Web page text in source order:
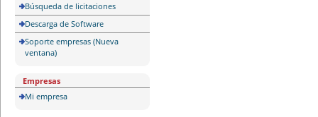
Búsqueda de licitaciones
Descarga de Software
Soporte empresas (Nueva
ventana)
Empresas
Mi empresa